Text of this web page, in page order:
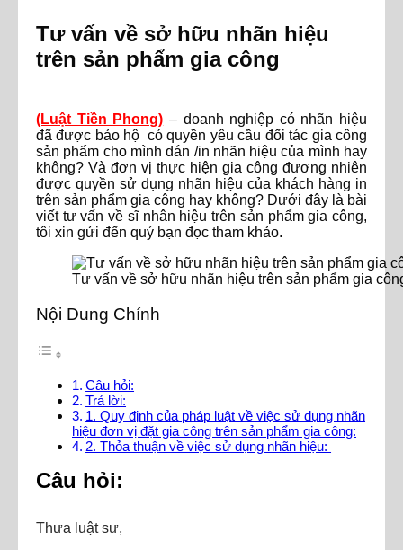
Tư vấn về sở hữu nhãn hiệu
trên sản phẩm gia công
(Luật Tiền Phong) – doanh nghiệp có nhãn hiệu
đã được bảo hộ có quyền yêu cầu đối tác gia công
sản phẩm cho mình dán /in nhãn hiệu của mình hay
không? Và đơn vị thực hiện gia công đương nhiên
được quyền sử dụng nhãn hiệu của khách hàng in
trên sản phẩm gia công hay không? Dưới đây là bài
viết tư vấn về sĩ nhân hiệu trên sản phẩm gia công,
tôi xin gửi đến quý bạn đọc tham khảo.
Tư vấn về sở hữu nhãn hiệu trên sản phẩm gia
Nội Dung Chính
Câu hỏi:
Trả lời:
1. Quy định của pháp luật về việc sử dụng nhãn
hiệu đơn vị đặt gia công trên sản phẩm gia công:
2. Thỏa thuận về việc sử dụng nhãn hiệu:
Câu hỏi:
Thưa luật sư,